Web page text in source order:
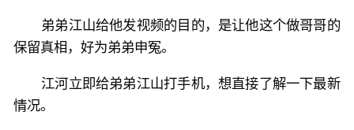
弟弟江山给他发视频的目的，是让他这个做哥哥的
保留真相，好为弟弟申冤。
江河立即给弟弟江山打手机，想直接了解一下最新
情况。